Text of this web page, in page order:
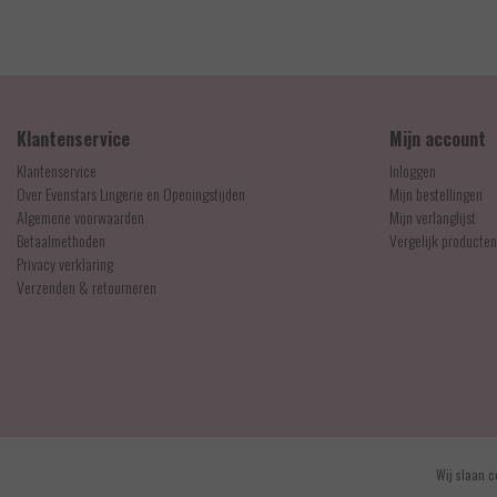
Klantenservice
Klantenservice
Over Evenstars Lingerie en Openingstijden
Algemene voorwaarden
Betaalmethoden
Privacy verklaring
Verzenden & retourneren
Mijn account
Inloggen
Mijn bestellingen
Mijn verlanglijst
Vergelijk producten
RSS Feed
Wij slaan